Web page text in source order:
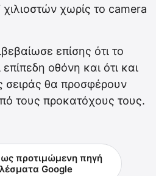
χωρίς το camera
επίσης ότι το
οθόνη και ότι και
σειράς θα προσφέρουν
τους προκατόχους τους.
προτιμώμενη πηγή
Google